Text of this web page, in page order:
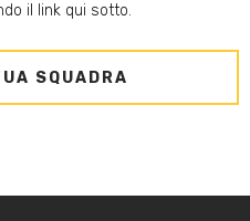
il link qui sotto.
SQUADRA